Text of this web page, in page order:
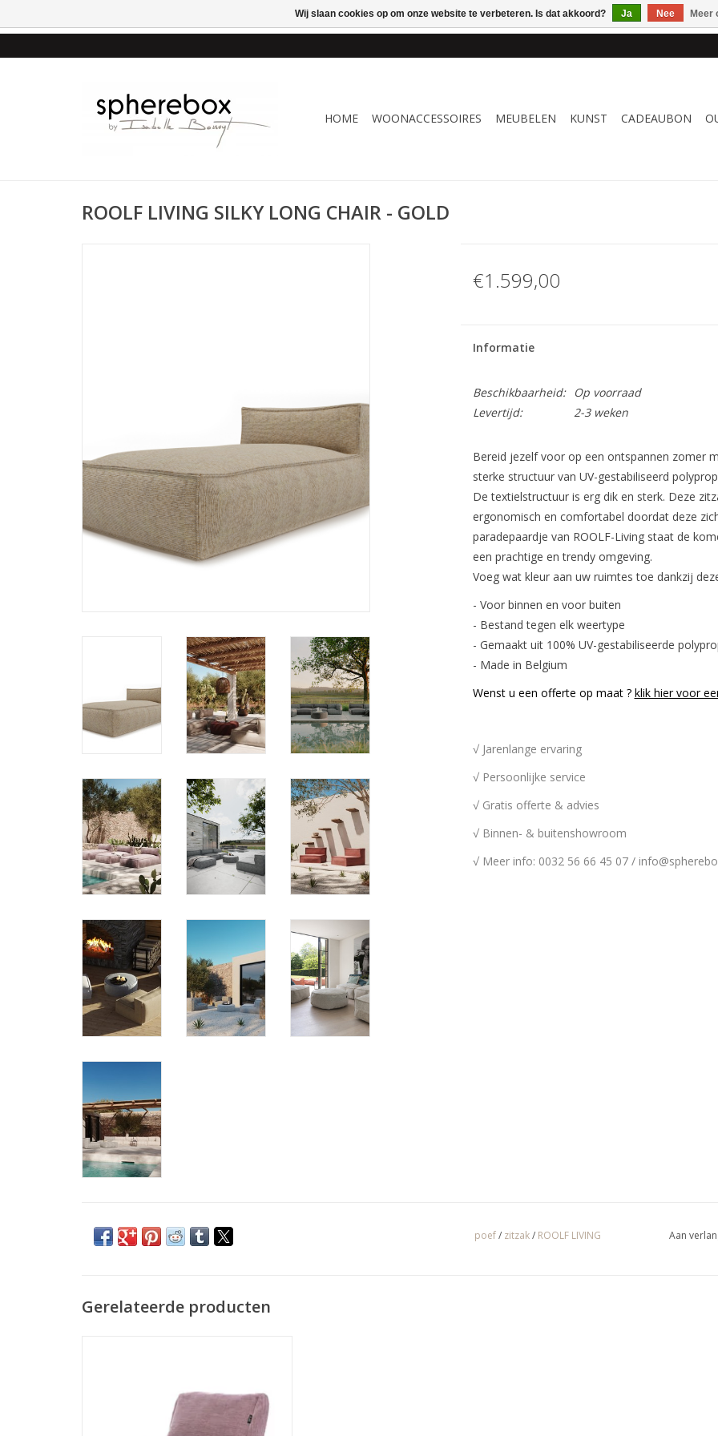
HOME WOONACCESSOIRES MEUBELEN KUNST CADEAUBON
ROOLF LIVING SILKY LONG CHAIR - GOLD
€1.599,00
Informatie
Beschikbaarheid:
Op voorraad
Levertijd:
2-3 weken
Bereid jezelf voor op een ontspannen zomer
sterke structuur van UV-gestabiliseerd
De textielstructuur is erg dik en sterk. Deze
ergonomisch en comfortabel doordat deze
paradepaardje van ROOLF-Living staat de
een prachtige en trendy omgeving.
Voeg wat kleur aan uw ruimtes toe dankzij
- Voor binnen en voor buiten
- Bestand tegen elk weertype
- Gemaakt uit 100% UV-gestabiliseerde
- Made in Belgium
Wenst u een offerte op maat ? klik hier voor
√ Jarenlange ervaring
√ Persoonlijke service
√ Gratis offerte & advies
√ Binnen- & buitenshowroom
√ Meer info: 0032 56 66 45 07 /
poef/ zitzak/ ROOLF LIVING Aan
Gerelateerde producten
100% dun gesponnen UV-gestabiliseerd
polypropyleen is de stof bestand tegen de
zon én de regen. De textielstructuur is erg
Wij slaan cookies op om onze website te verbeteren. Is dat akkoord? Ja Nee Meer
ONLINE WINKEL VOOR WOONACCESSOIRES, MEUBELEN & KUNST – GRATIS